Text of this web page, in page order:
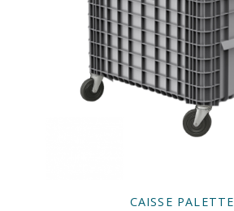
CAISSE PALETTE